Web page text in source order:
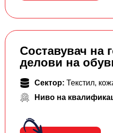
Составувач на
делови на
Сектор: Текстил,
Ниво на